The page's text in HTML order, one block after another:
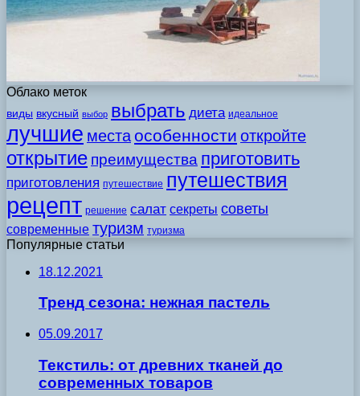
Облако меток
виды вкусный выбор выбрать диета идеальное
лучшие места особенности откройте
открытие преимущества приготовить
приготовления путешествие путешествия
рецепт решение салат секреты советы
современные туризм туризма
Популярные статьи
18.12.2021
Тренд сезона: нежная пастель
05.09.2017
Текстиль: от древних тканей до
современных товаров